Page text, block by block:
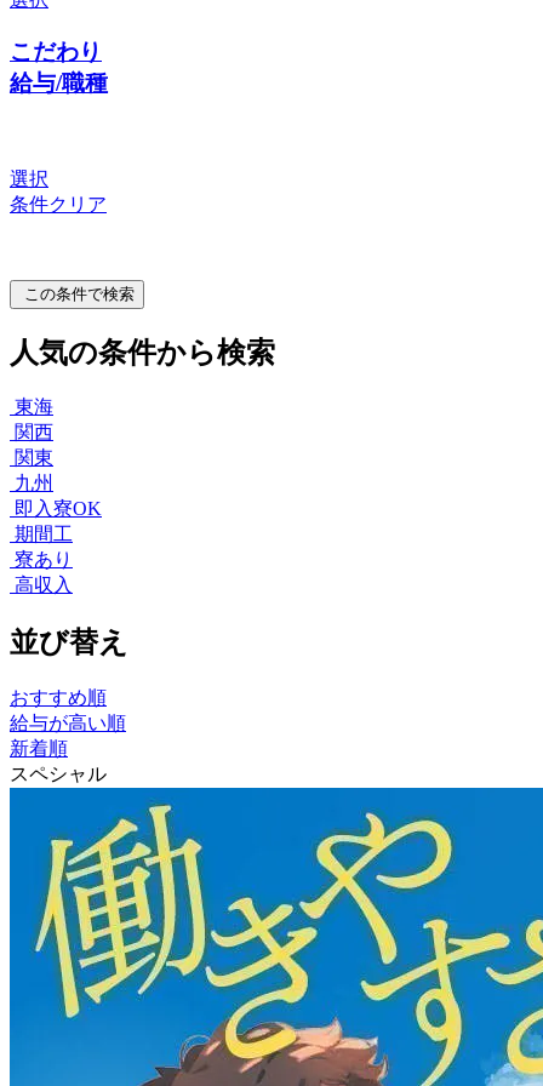
こだわり
給与/職種
選択
条件クリア
この条件で検索
人気の条件から検索
東海
関西
関東
九州
即入寮OK
期間工
寮あり
高収入
並び替え
おすすめ順
給与が高い順
新着順
スペシャル